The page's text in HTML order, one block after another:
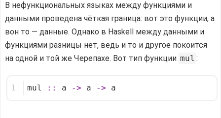
В нефункциональных языках между функциями и
данными проведена чёткая граница: вот это функции, а
вон то — данные. Однако в Haskell между данными и
функциями разницы нет, ведь и то и другое покоится
на одной и той же Черепахе. Вот тип функции mul :
1 mul :: a -> a -> a